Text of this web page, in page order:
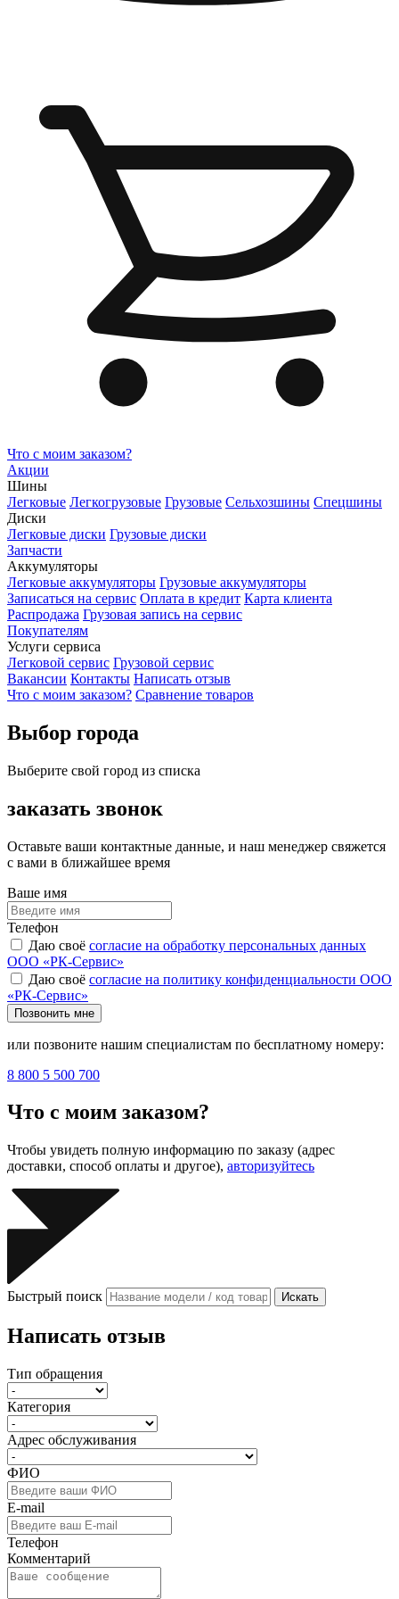
Что с моим заказом?
Акции
Шины
Легковые Легкогрузовые Грузовые Сельхозшины Спецшины
Диски
Легковые диски Грузовые диски
Запчасти
Аккумуляторы
Легковые аккумуляторы Грузовые аккумуляторы
Записаться на сервис Оплата в кредит Карта клиента
Распродажа Грузовая запись на сервис
Покупателям
Услуги сервиса
Легковой сервис Грузовой сервис
Вакансии Контакты Написать отзыв
Что с моим заказом? Сравнение товаров
Выбор города
Выберите свой город из списка
заказать звонок
Оставьте ваши контактные данные, и наш менеджер свяжется
с вами в ближайшее время
Ваше имя
Телефон
Даю своё согласие на обработку персональных данных
ООО «РК-Сервис»
Даю своё согласие на политику конфиденциальности ООО
«РК-Сервис»
Позвонить мне
или позвоните нашим специалистам по бесплатному номеру:
8 800 5 500 700
Что с моим заказом?
Чтобы увидеть полную информацию по заказу (адрес
доставки, способ оплаты и другое), авторизуйтесь
Быстрый поиск Искать
Написать отзыв
Тип обращения
Категория
Адрес обслуживания
ФИО
E-mail
Телефон
Комментарий